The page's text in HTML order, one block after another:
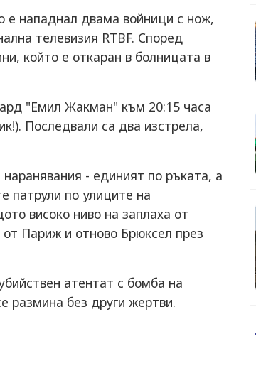
е нападнал двама войници с нож,
телевизия RTBF. Според
който е откаран в болницата в
"Емил Жакман" към 20:15 часа
Последвали са два изстрела,
- единият по ръката, а
патрули по улиците на
високо ниво на заплаха от
Париж и отново Брюксел през
атентат с бомба на
размина без други жертви.